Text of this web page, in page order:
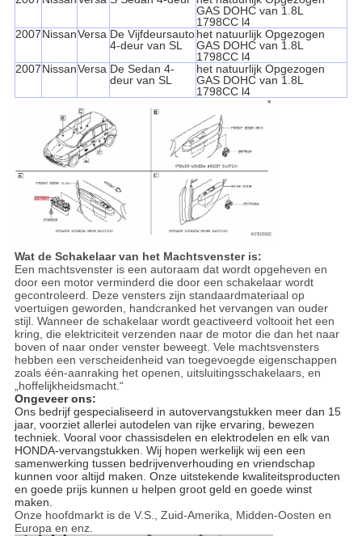
GAS DOHC van 1.8L
1798CC l4
2007NissanVersa De Vijfdeursauto
4-deur van SL
het natuurlijk Opgezogen
GAS DOHC van 1.8L
1798CC l4
2007NissanVersa De Sedan 4-
deur van SL
het natuurlijk Opgezogen
GAS DOHC van 1.8L
1798CC l4
Wat de Schakelaar van het Machtsvenster is:
Een machtsvenster is een autoraam dat wordt opgeheven en
door een motor verminderd die door een schakelaar wordt
gecontroleerd. Deze vensters zijn standaardmateriaal op
voertuigen geworden, handcranked het vervangen van ouder
stijl. Wanneer de schakelaar wordt geactiveerd voltooit het een
kring, die elektriciteit verzenden naar de motor die dan het naar
boven of naar onder venster beweegt. Vele machtsvensters
hebben een verscheidenheid van toegevoegde eigenschappen
zoals één-aanraking het openen, uitsluitingsschakelaars, en
„hoffelijkheidsmacht.“
Ongeveer ons:
Ons bedrijf gespecialiseerd in autovervangstukken meer dan 15
jaar, voorziet allerlei autodelen van rijke ervaring, bewezen
techniek. Vooral voor chassisdelen en elektrodelen en elk van
HONDA-vervangstukken. Wij hopen werkelijk wij een een
samenwerking tussen bedrijvenverhouding en vriendschap
kunnen voor altijd maken. Onze uitstekende kwaliteitsproducten
en goede prijs kunnen u helpen groot geld en goede winst
maken.
Onze hoofdmarkt is de V.S., Zuid-Amerika, Midden-Oosten en
Europa en enz.